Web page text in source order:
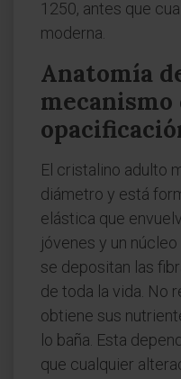
1250, antes que
moderna.
Anatomía
mecanismo
El cristalino adulto
diámetro y está
elástica que
jóvenes y un
se depositan las
de toda la vida. No
obtiene sus
lo baña. Esta
que cualquier